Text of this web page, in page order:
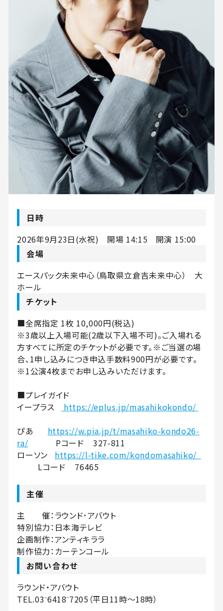
日時
2026年9月23日(水祝) 開場 14:15 開演 15:00
会場
エースパック未来中心（鳥取県立倉吉未来中心） 大
ホール
チケット
■全席指定 1枚 10,000円(税込)
※3歳以上入場可能(2歳以下入場不可)。ご入場れる
方すべてに所定のチケットが必要です。※ご当選の場
合、1申し込みにつき申込手数料900円が必要です。
※1公演4枚までお申し込みいただけます。
■プレイガイド
イープラス
https://eplus.jp/masahikokondo/
ぴあ https://w.pia.jp/t/masahiko-kondo26-
ra/ Pコード 327-811
ローソン https://l-tike.com/kondomasahiko/
Lコード 76465
主催
主 催：ラウンド･アバウト
特別協力：日本海テレビ
企画制作：アンティキララ
制作協力：カーテンコール
お問い合わせ
ラウンド・アバウト
TEL.03⁻6418⁻7205（平日11時～18時）